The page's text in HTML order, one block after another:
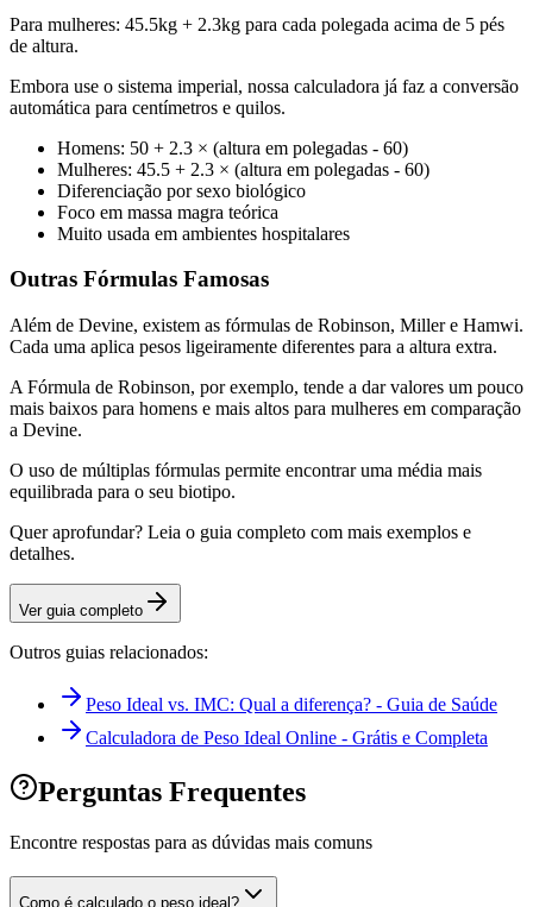
Para mulheres: 45.5kg + 2.3kg para cada polegada acima de 5 pés
de altura.
Embora use o sistema imperial, nossa calculadora já faz a conversão
automática para centímetros e quilos.
Homens: 50 + 2.3 × (altura em polegadas - 60)
Mulheres: 45.5 + 2.3 × (altura em polegadas - 60)
Diferenciação por sexo biológico
Foco em massa magra teórica
Muito usada em ambientes hospitalares
Outras Fórmulas Famosas
Além de Devine, existem as fórmulas de Robinson, Miller e Hamwi.
Cada uma aplica pesos ligeiramente diferentes para a altura extra.
A Fórmula de Robinson, por exemplo, tende a dar valores um pouco
mais baixos para homens e mais altos para mulheres em comparação
a Devine.
O uso de múltiplas fórmulas permite encontrar uma média mais
equilibrada para o seu biotipo.
Quer aprofundar? Leia o guia completo com mais exemplos e
detalhes.
Ver guia completo
Outros guias relacionados:
Peso Ideal vs. IMC: Qual a diferença? - Guia de Saúde
Calculadora de Peso Ideal Online - Grátis e Completa
Perguntas Frequentes
Encontre respostas para as dúvidas mais comuns
Como é calculado o peso ideal?